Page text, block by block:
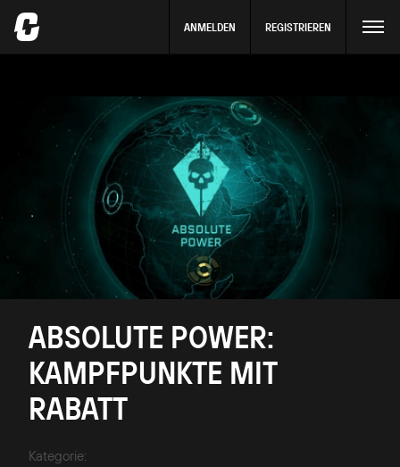
ANMELDEN REGISTRIEREN
ABSOLUTE POWER:
KAMPFPUNKTE MIT
RABATT
Kategorie: